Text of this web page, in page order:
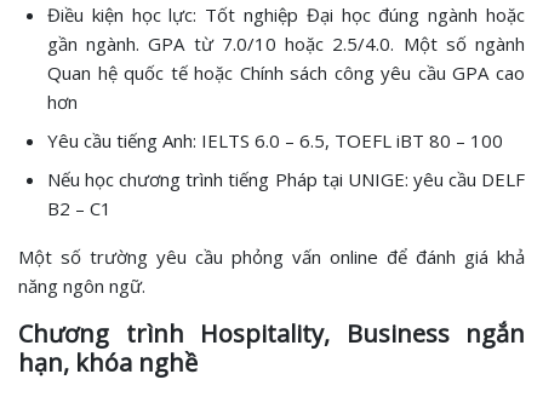
Điều kiện học lực: Tốt nghiệp Đại học đúng ngành hoặc
gần ngành. GPA từ 7.0/10 hoặc 2.5/4.0. Một số ngành
Quan hệ quốc tế hoặc Chính sách công yêu cầu GPA cao
hơn
Yêu cầu tiếng Anh: IELTS 6.0 – 6.5, TOEFL iBT 80 – 100
Nếu học chương trình tiếng Pháp tại UNIGE: yêu cầu DELF
B2 – C1
Một số trường yêu cầu phỏng vấn online để đánh giá khả
năng ngôn ngữ.
Chương trình Hospitality, Business ngắn
hạn, khóa nghề